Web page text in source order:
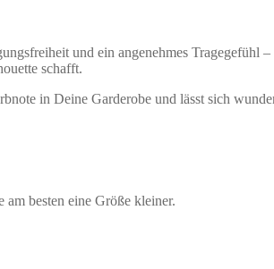
und ein angenehmes
schafft.
in Deine Garderobe und lässt sich
am besten eine Größe kleiner.